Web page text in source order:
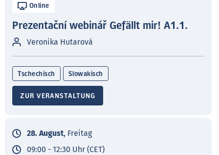
Online
Prezentační webinář Gefällt mir! A1.1.
Veronika Hutarová
Tschechisch Slowakisch
ZUR VERANSTALTUNG
28. August, Freitag
09:00 - 12:30 Uhr (CET)